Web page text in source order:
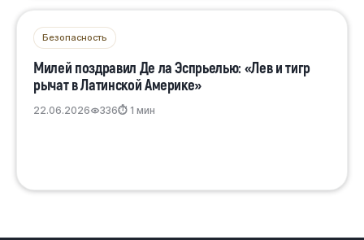
Безопасность
Милей поздравил Де ла Эспрьелью: «Лев и тигр
рычат в Латинской Америке»
22.06.2026 336⏱ 1 мин